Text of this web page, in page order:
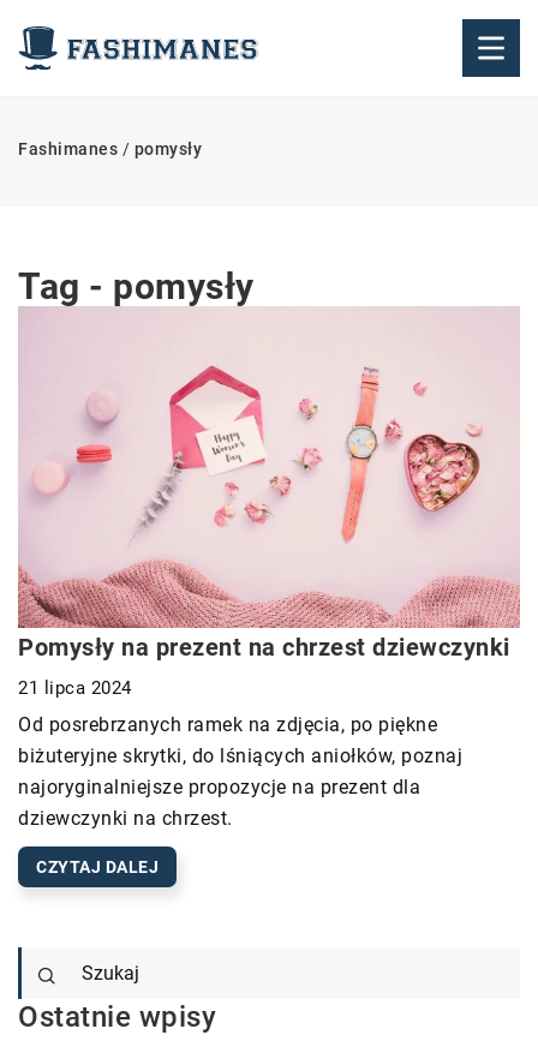
Fashimanes / pomysły
Tag - pomysły
Pomysły na prezent na chrzest dziewczynki
21 lipca 2024
Od posrebrzanych ramek na zdjęcia, po piękne
biżuteryjne skrytki, do lśniących aniołków, poznaj
najoryginalniejsze propozycje na prezent dla
dziewczynki na chrzest.
CZYTAJ DALEJ
Ostatnie wpisy